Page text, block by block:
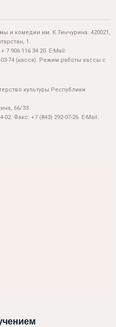
и комедии им. К.Тинчурина. 420021,
1.
7 906 116 34 20. E-Mail:
74 (касса). Режим работы кассы с
культуры Республики
66/33.
02. Факс: +7 (843) 292-07-26. E-Mail: